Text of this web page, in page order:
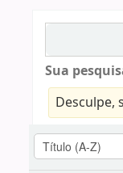
Sua
Desculpe,